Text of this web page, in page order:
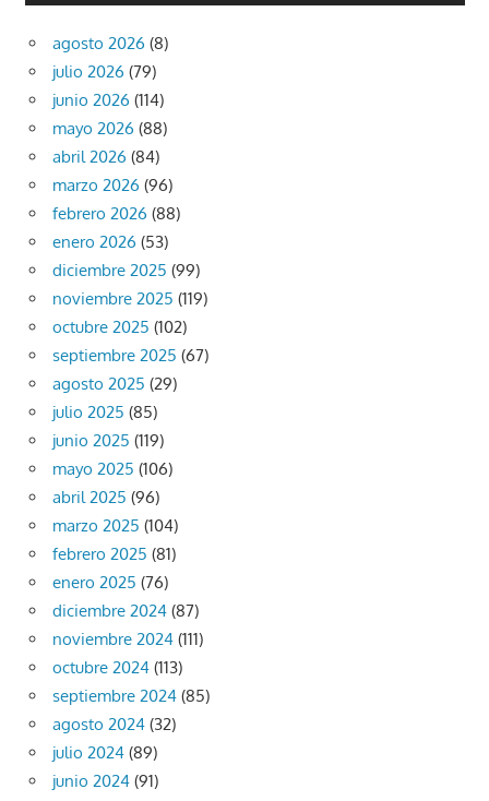
agosto 2026 (8)
julio 2026 (79)
junio 2026 (114)
mayo 2026 (88)
abril 2026 (84)
marzo 2026 (96)
febrero 2026 (88)
enero 2026 (53)
diciembre 2025 (99)
noviembre 2025 (119)
octubre 2025 (102)
septiembre 2025 (67)
agosto 2025 (29)
julio 2025 (85)
junio 2025 (119)
mayo 2025 (106)
abril 2025 (96)
marzo 2025 (104)
febrero 2025 (81)
enero 2025 (76)
diciembre 2024 (87)
noviembre 2024 (111)
octubre 2024 (113)
septiembre 2024 (85)
agosto 2024 (32)
julio 2024 (89)
junio 2024 (91)